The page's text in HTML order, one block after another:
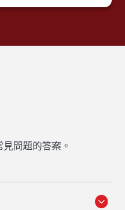
問題的答案。